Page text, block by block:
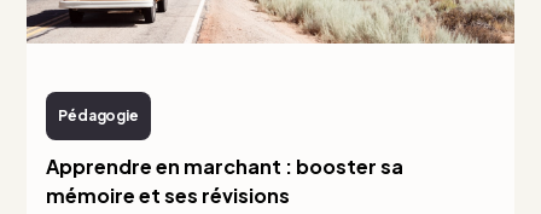
Pédagogie
Apprendre en marchant : booster sa
mémoire et ses révisions